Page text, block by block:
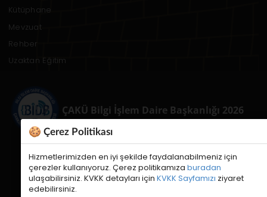
Kütüphane
Mevzuat
Rehber
Uzaktan Eğitim
ÇAKÜ Bilgi İşlem Daire Başkanlığı 2026
🍪 Çerez Politikası
Hizmetlerimizden en iyi şekilde faydalanabilmeniz için
çerezler kullanıyoruz. Çerez politikamıza buradan
ulaşabilirsiniz. KVKK detayları için KVKK Sayfamızı ziyaret
edebilirsiniz.